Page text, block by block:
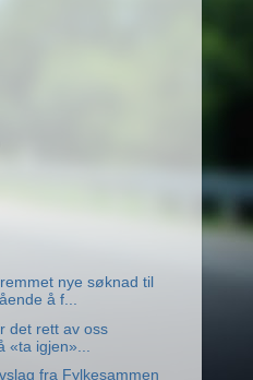
nye søknad til
å f...
det rett av oss
«ta igjen»...
fra Fylkesammen